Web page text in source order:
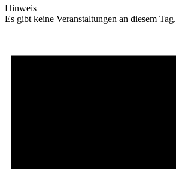
Hinweis
Es gibt keine Veranstaltungen an diesem Tag.